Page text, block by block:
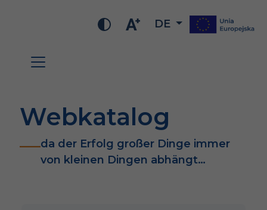
DE
Webkatalog
da der Erfolg großer Dinge immer
von kleinen Dingen abhängt…